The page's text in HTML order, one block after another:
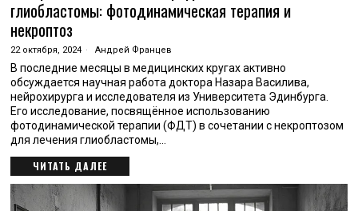
глиобластомы: фотодинамическая терапия и
некроптоз
22 октября, 2024 Андрей Францев
В последние месяцы в медицинских кругах активно
обсуждается научная работа доктора Назара Василива,
нейрохирурга и исследователя из Университета Эдинбурга.
Его исследование, посвящённое использованию
фотодинамической терапии (ФДТ) в сочетании с некроптозом
для лечения глиобластомы,…
ЧИТАТЬ ДАЛЕЕ